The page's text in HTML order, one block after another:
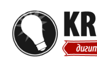
content